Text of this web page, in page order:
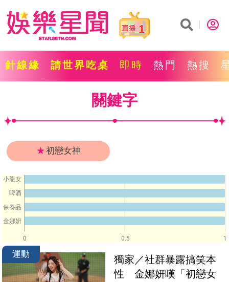
1
針線緣 請世界吃桌 即時 熱門 熱搜
關鍵字
★初戀女神
0 0.5 1
小龍女
啤酒
保養品
金娜妍
運動
獨家／社群暴露搞笑本
性　金娜妍嘆「初戀女